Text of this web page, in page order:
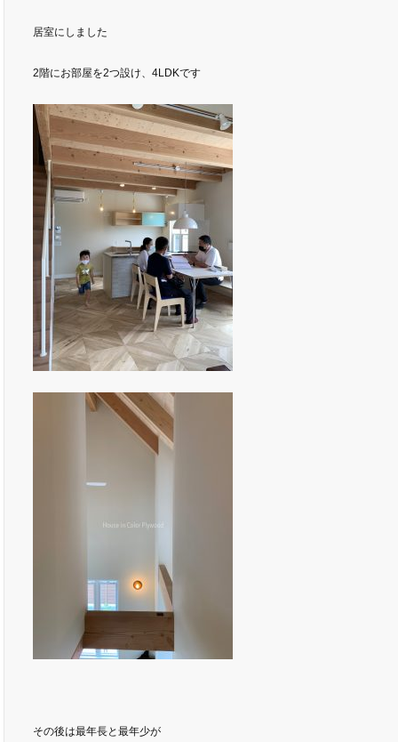
居室にしました
2階にお部屋を2つ設け、4LDKです
その後は最年長と最年少が